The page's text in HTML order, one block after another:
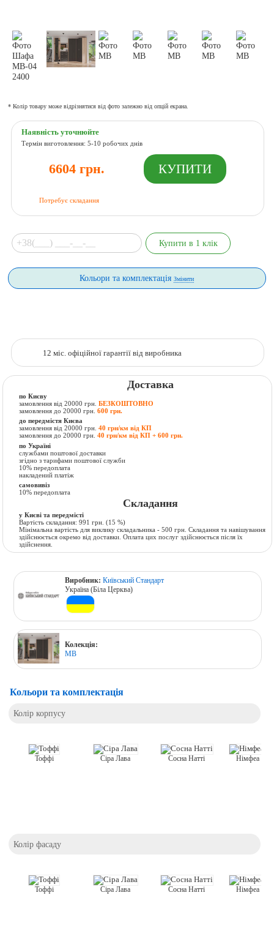
* Колір товару може відрізнятися від фото залежно від опцій екрана.
Наявність уточнюйте
Термін виготовлення: 5-10 робочих днів
6604 грн.
Потребує складання
Кольори та комплектаціяЗмінити
12 міс. офіційної гарантії від виробника
Доставка
по Києву
замовлення від 20000 грн.БЕЗКОШТОВНО
замовлення до 20000 грн.600 грн.
до передмістя Києва
замовлення від 20000 грн.40 грн/км від КП
замовлення до 20000 грн.40 грн/км від КП + 600 грн.
по Україні
службами поштової доставки
згідно з тарифами поштової служби
10% передоплата
накладений платіж
самовивіз
10% передоплата
Складання
у Києві та передмісті
Вартість складання:991 грн. (15 %)
Мінімальна вартість для виклику складальника - 500 грн. Складання та навішування
здійснюється окремо від доставки. Оплата цих послуг здійснюється після їх
здійснення.
Виробник:Київський Стандарт
Україна (Біла Церква)
Колекція:
МВ
Кольори та комплектація
Колір корпусу
Тоффі Сіра Лава Сосна Натті Німфеа
Колір фасаду
Тоффі Сіра Лава Сосна Натті Німфеа